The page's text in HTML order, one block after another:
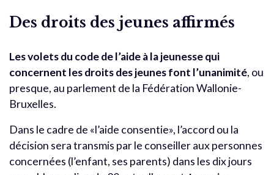
Des droits des jeunes affirmés
Les volets du code de l’aide à la jeunesse qui
concernent les droits des jeunes font l’unanimité, ou
presque, au parlement de la Fédération Wallonie-
Bruxelles.
Dans le cadre de «l’aide consentie», l’accord ou la
décision sera transmis par le conseiller aux personnes
concernées (l’enfant, ses parents) dans les dix jours